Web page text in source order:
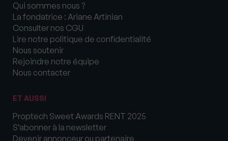
Qui sommes nous ?
La fondatrice : Ariane Artinian
Consulter nos CGU
Lire notre politique de confidentialité
Nous soutenir
Rejoindre notre équipe
Nous contacter
ET AUSSI
Proptech Sweet Awards RENT 2025
S’abonner à la newsletter
Devenir annonceur ou partenaire